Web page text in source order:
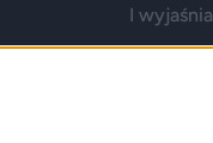
I